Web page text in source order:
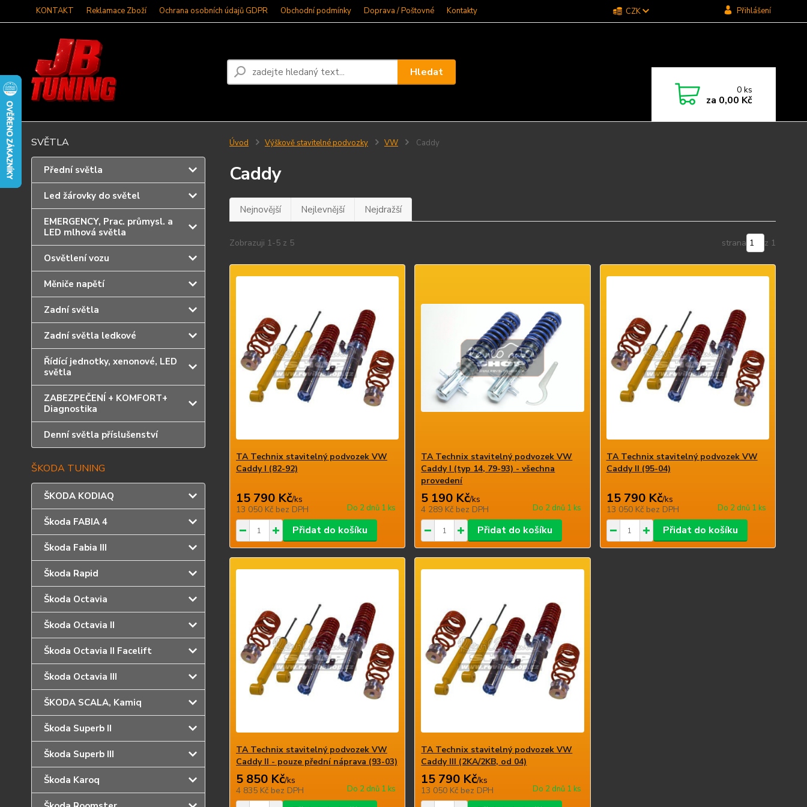
KONTAKT Reklamace Zboží Ochrana osobních údajů GDPR Obchodní podmínky Doprava / Poštovné Kontakty CZK Přihlášení
Hledat
0ks
za 0,00 Kč
SVĚTLA
Přední světla
Led žárovky do světel
EMERGENCY, Prac. průmysl. a
LED mlhová světla
Osvětlení vozu
Měniče napětí
Zadní světla
Zadní světla ledkové
Řídící jednotky, xenonové, LED
světla
ZABEZPEČENÍ + KOMFORT+
Diagnostika
Denní světla příslušenství
ŠKODA TUNING
ŠKODA KODIAQ
Škoda FABIA 4
Škoda Fabia III
Škoda Rapid
Škoda Octavia
Škoda Octavia II
Škoda Octavia II Facelift
Škoda Octavia III
ŠKODA SCALA, Kamiq
Škoda Superb II
Škoda Superb III
Škoda Karoq
Úvod Výškově stavitelné podvozky VW Caddy
Caddy
Nejnovější Nejlevnější Nejdražší
Zobrazuji 1-5 z 5 strana z 1
TA Technix stavitelný podvozek VW
Caddy I (82-92)
15 790 Kč/ks
13 050 Kč bez DPH Do 2 dnů 1 ks
Přidat do košíku
TA Technix stavitelný podvozek VW
Caddy I (typ 14, 79-93) - všechna
provedení
5 190 Kč/ks
4 289 Kč bez DPH Do 2 dnů 1 ks
Přidat do košíku
TA Technix stavitelný podvozek VW
Caddy II (95-04)
15 790 Kč/ks
13 050 Kč bez DPH Do 2 dnů 1 ks
Přidat do košíku
TA Technix stavitelný podvozek VW
Caddy II - pouze přední náprava (93-03)
5 850 Kč/ks
4 835 Kč bez DPH Do 2 dnů 1 ks
TA Technix stavitelný podvozek VW
Caddy III (2KA/2KB, od 04)
15 790 Kč/ks
13 050 Kčbez DPH Do 2 dnů 1 ks